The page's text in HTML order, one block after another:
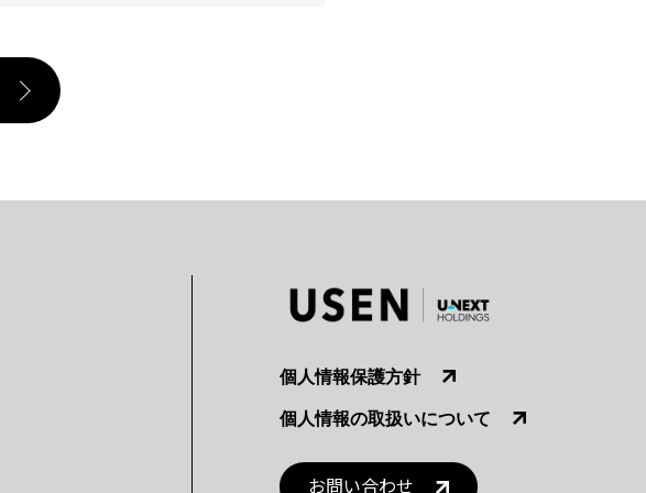
個人情報保護方針
個人情報の取扱いについて
お問い合わせ